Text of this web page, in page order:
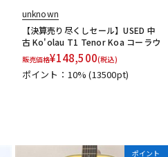
unknown
【決算売り尽くしセール】USED 中
古 Ko'olau T1 Tenor Koa コーラウ
販売価格¥148,500(税込)
ポイント：10%(13500pt)
ポイント